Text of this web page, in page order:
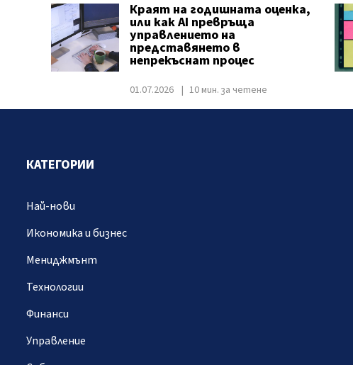
Краят на годишната оценка,
или как AI превръща
управлението на
представянето в
непрекъснат процес
01.07.2026 10 мин. за четене
КАТЕГОРИИ
Най-нови
Икономика и бизнес
Мениджмънт
Технологии
Финанси
Управление